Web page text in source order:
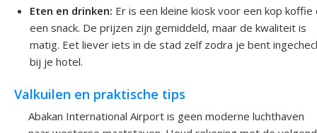
Eten en drinken: Er is een kleine kiosk voor een kop koffie
een snack. De prijzen zijn gemiddeld, maar de kwaliteit is
matig. Eet liever iets in de stad zelf zodra je bent
bij je hotel.
Valkuilen en praktische tips
Abakan International Airport is geen moderne luchthaven